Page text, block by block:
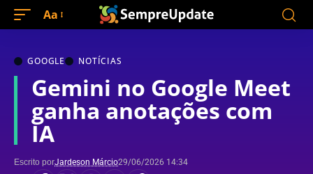
Aa
GOOGLE NOTÍCIAS
Gemini no Google Meet
ganha anotações com
IA
Escrito porJardeson Márcio29/06/2026 14:34